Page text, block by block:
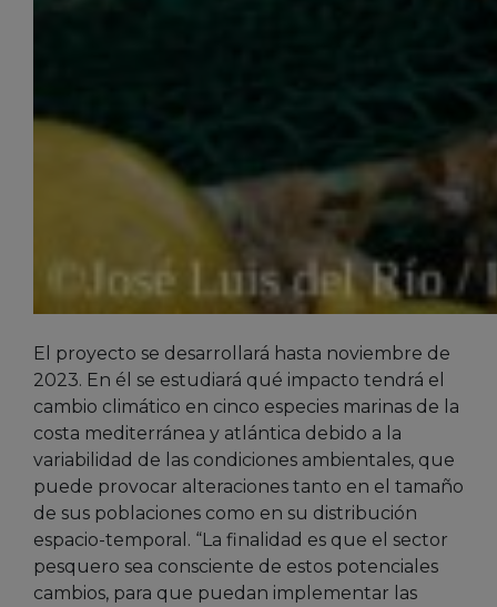
El proyecto se desarrollará hasta noviembre de
2023. En él se estudiará qué impacto tendrá el
cambio climático en cinco especies marinas de la
costa mediterránea y atlántica debido a la
variabilidad de las condiciones ambientales, que
puede provocar alteraciones tanto en el tamaño
de sus poblaciones como en su distribución
espacio-temporal. “La finalidad es que el sector
pesquero sea consciente de estos potenciales
cambios, para que puedan implementar las